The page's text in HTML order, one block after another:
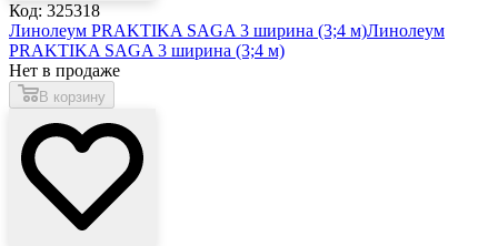
Код: 325318
Линолеум PRAKTIKA SAGA 3 ширина (3;4 м)Линолеум
PRAKTIKA SAGA 3 ширина (3;4 м)
Нет в продаже
В корзину